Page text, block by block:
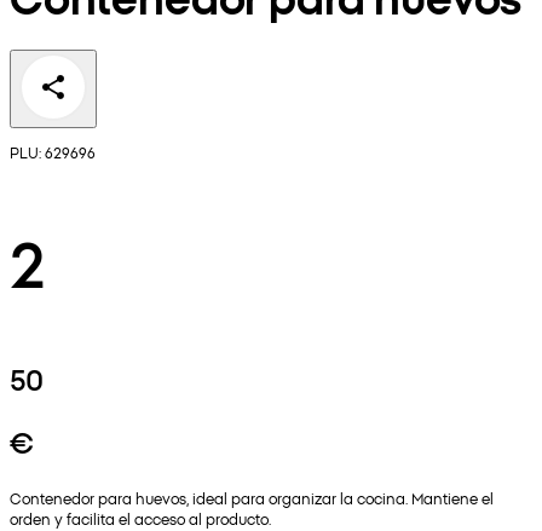
PLU: 629696
2
50
€
Contenedor para huevos, ideal para organizar la cocina. Mantiene el
orden y facilita el acceso al producto.